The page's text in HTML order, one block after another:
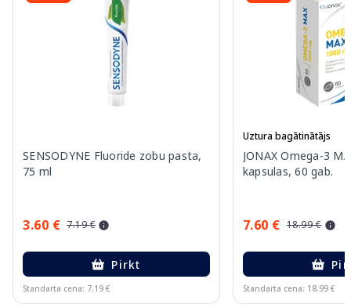
SENSODYNE Fluoride zobu pasta,
75 ml
3.60 € 7.19 €
Pirkt
Standarta cena: 7.19 €
Uztura bagātinātājs
JONAX Omega-3
kapsulas, 60 gab.
7.60 € 18.99 €
Standarta cena: 18.99 €